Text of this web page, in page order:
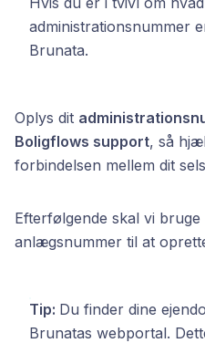
administrationsnummer
Brunata.
Oplys dit
Boligflows support, så
forbindelsen mellem dit
Efterfølgende skal vi
anlægsnummer til at
Tip: Du finder dine
Brunatas webportal.